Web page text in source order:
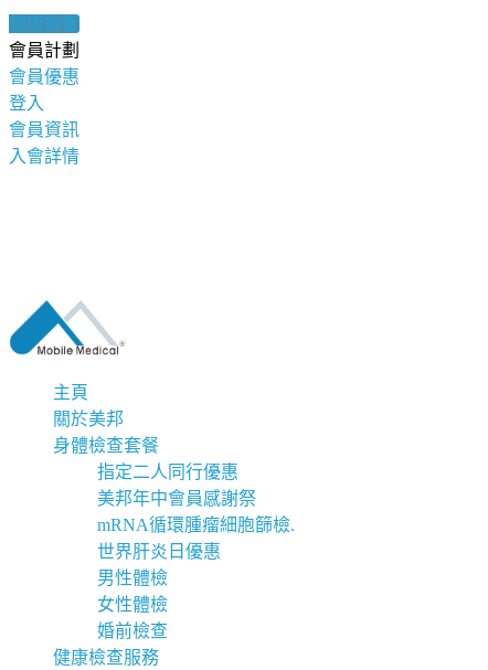
健康錦囊
會員計劃
會員優惠
登入
會員資訊
入會詳情
主頁
關於美邦
身體檢查套餐
指定二人同行優惠
美邦年中會員感謝祭
mRNA循環腫瘤細胞篩檢.
世界肝炎日優惠
男性體檢
女性體檢
婚前檢查
健康檢查服務